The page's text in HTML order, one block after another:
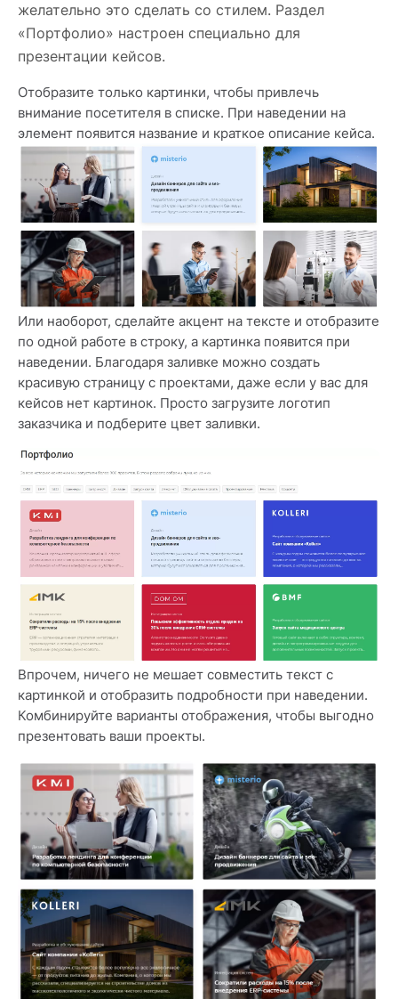
желательно это сделать со стилем. Раздел
«Портфолио» настроен специально для
презентации кейсов.
Отобразите только картинки, чтобы привлечь
внимание посетителя в списке. При наведении на
элемент появится название и краткое описание кейса.
Или наоборот, сделайте акцент на тексте и отобразите
по одной работе в строку, а картинка появится при
наведении. Благодаря заливке можно создать
красивую страницу с проектами, даже если у вас для
кейсов нет картинок. Просто загрузите логотип
заказчика и подберите цвет заливки.
Впрочем, ничего не мешает совместить текст с
картинкой и отобразить подробности при наведении.
Комбинируйте варианты отображения, чтобы выгодно
презентовать ваши проекты.